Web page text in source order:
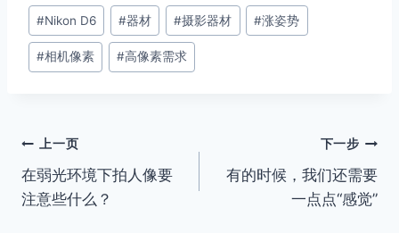
文
章
标
#Nikon D6 #器材 #摄影器材 #涨姿势
#相机像素 #高像素需求
文
章
上一页
在弱光环境下拍人像要
注意些什么？
下一步
有的时候，我们还需要
一点点“感觉”